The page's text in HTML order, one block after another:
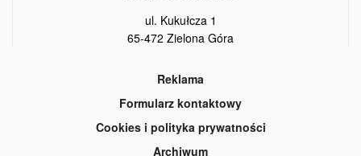
ul. Kukułcza 1
65-472 Zielona Góra
Reklama
Formularz kontaktowy
Cookies i polityka prywatności
Archiwum